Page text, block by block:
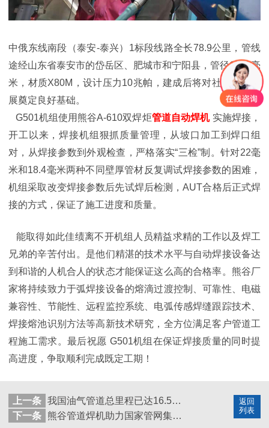
中俄东线南段（泰安-泰兴）1标段线路全长78.9公里，管线
途经山东省泰安市的岱岳区、肥城市和宁阳县，管径1219毫
米，材质X80M，设计压力10兆帕，建成后将对社会经济发
展奠定良好基础。
G501机组使用熊谷A-610双焊炬管道自动焊机 实施焊接，
开工以来，焊接机组狠抓质量管理，从坡口加工到焊口组
对，从焊接参数到外观检查，严格落实“三检”制。针对22毫
米和18.4毫米两种不同壁厚管材反复调试焊接参数的困难，
机组采取改变焊接参数后先试焊后检测，AUT合格后正式焊
接的方式，保证了施工进度和质量。
能取得如此佳绩离不开机组人员精益求精的工作以及焊工
兄弟的辛苦付出。是他们精湛的技术水平与自动焊接设备达
到和谐的人机合人的状态才能保证这么高的合格率。熊谷厂
家将持续致力于弧焊接设备的熔滴过渡控制、可靠性、电磁
兼容性、节能性、远程监控系统、电弧传感焊缝跟踪技术、
焊接熔池识别方法等高新技术研究，全方位满足客户管道工
程施工需求。最后祝愿 G501机组在保证焊接质量的同时提
高进度，争取顺利完成既定工期！
返回
列表
上一条
我国油气管道总里程已达16.5万公里，熊谷参与了10万公里以上!
下一条
熊谷管道焊机助力国家管网集团广东省天然气管网“县县通工程”